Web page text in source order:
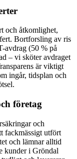
och åtkomlighet,
Bortforsling av ris
avdrag (50 % på
– vi sköter avdraget
är viktigt
ingår, tidsplan och
företag
och
fackmässigt utfört
och lämnar alltid
kunder i Gröndal